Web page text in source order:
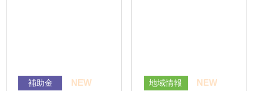
補助金
NEW
地域情報
NEW